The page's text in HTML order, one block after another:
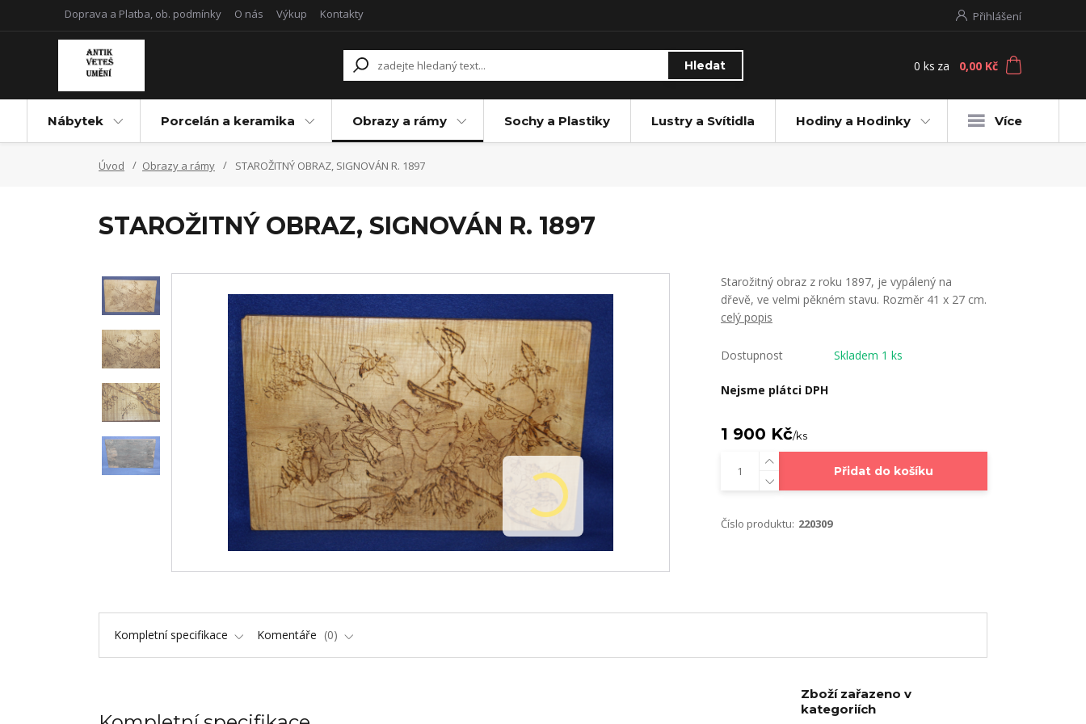
Doprava a Platba, ob. podmínky O nás Výkup Kontakty Přihlášení
Hledat 0 ks za 0,00 Kč
Nábytek Porcelán a keramika Obrazy a rámy Sochy a Plastiky Lustry a Svítidla Hodiny a Hodinky Více
Úvod Obrazy a rámy STAROŽITNÝ OBRAZ, SIGNOVÁN R. 1897
STAROŽITNÝ OBRAZ, SIGNOVÁN R. 1897
Starožitný obraz z roku 1897, je vypálený na
dřevě, ve velmi pěkném stavu. Rozměr 41 x 27 cm.
celý popis
Dostupnost Skladem 1 ks
Nejsme plátci DPH
1 900 Kč/ks
Přidat do košíku
Číslo produktu: 220309
Kompletní specifikace Komentáře 0
Zboží zařazeno v
kategoriích